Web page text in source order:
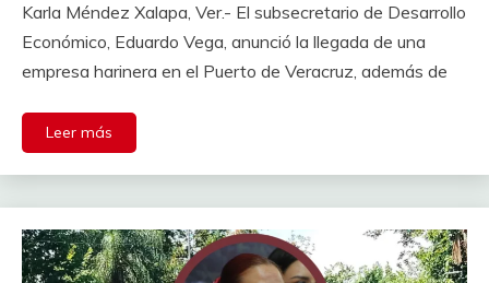
Karla Méndez Xalapa, Ver.- El subsecretario de Desarrollo
Económico, Eduardo Vega, anunció la llegada de una
empresa harinera en el Puerto de Veracruz, además de
Leer más